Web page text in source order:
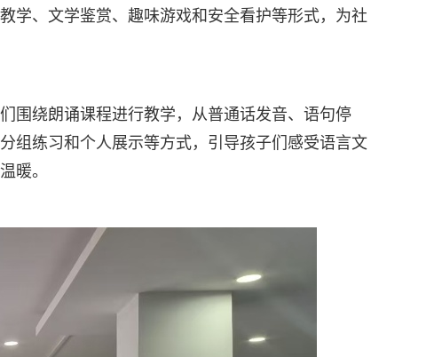
学、文学鉴赏、趣味游戏和安全看护等形式，为社
围绕朗诵课程进行教学，从普通话发音、语句停
组练习和个人展示等方式，引导孩子们感受语言文
暖。